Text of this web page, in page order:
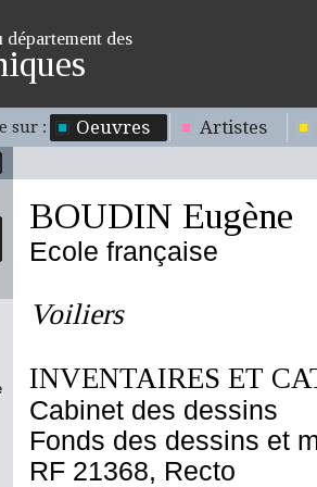
des
sur : Oeuvres Artistes
BOUDIN Eugène
Ecole française
Voiliers
INVENTAIRES ET
Cabinet des dessins
Fonds des dessins et
RF 21368, Recto